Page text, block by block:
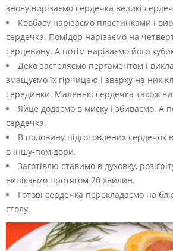
знову вирізаємо сердечка великі
Ковбасу нарізаємо пластинками і
сердечка. Помідор нарізаємо на
серцевину. А потім нарізаємо його
Деко застеляємо пергаментом і
змащуємо їх гірчицею і зверху на них
серединки. Маленькі сердечка також
Яйце додаємо в миску і збиваємо. А
сердечка.
В половину підготовлених сердечок
в іншу-помідори.
Заготівлю ставимо в духовку,
випікаємо протягом 20 хвилин.
Готові сердечка перекладаємо на
столу.